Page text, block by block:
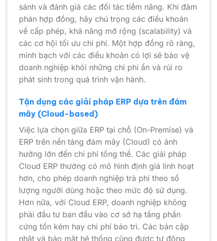
sánh và đánh giá các đối tác tiềm năng. Khi đàm
phán hợp đồng, hãy chú trọng các điều khoản
về cấp phép, khả năng mở rộng (scalability) và
các cơ hội tối ưu chi phí. Một hợp đồng rõ ràng,
minh bạch với các điều khoản có lợi sẽ bảo vệ
doanh nghiệp khỏi những chi phí ẩn và rủi ro
phát sinh trong quá trình vận hành.
Tận dụng các giải pháp ERP dựa trên đám
mây (Cloud-based)
Việc lựa chọn giữa ERP tại chỗ (On-Premise) và
ERP trên nền tảng đám mây (Cloud) có ảnh
hưởng lớn đến chi phí tổng thể. Các giải pháp
Cloud ERP thường có mô hình định giá linh hoạt
hơn, cho phép doanh nghiệp trả phí theo số
lượng người dùng hoặc theo mức độ sử dụng.
Hơn nữa, với Cloud ERP, doanh nghiệp không
phải đầu tư ban đầu vào cơ sở hạ tầng phần
cứng tốn kém hay chi phí bảo trì. Các bản cập
nhật và bảo mật hệ thống cũng được tự động